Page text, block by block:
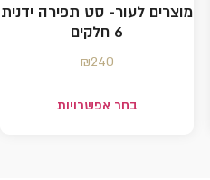
מוצרים לעור- סט תפירה ידנית
6 חלקים
₪240
בחר אפשרויות